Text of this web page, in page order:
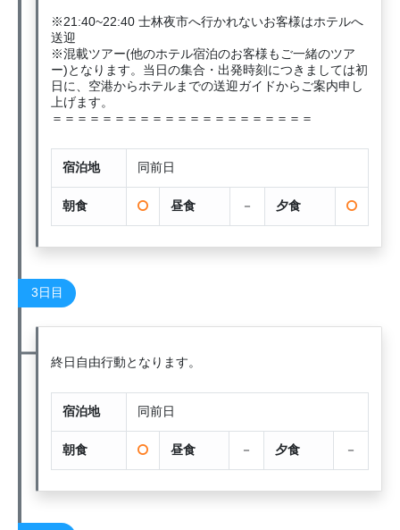
※21:40~22:40 士林夜市へ行かれないお客様はホテルへ
送迎
※混載ツアー(他のホテル宿泊のお客様もご一緒のツア
ー)となります。当日の集合・出発時刻につきましては初
日に、空港からホテルまでの送迎ガイドからご案内申し
上げます。
＝＝＝＝＝＝＝＝＝＝＝＝＝＝＝＝＝＝＝＝＝
宿泊地 同前日
朝食 昼食 － 夕食
3日目
終日自由行動となります。
宿泊地 同前日
朝食 昼食 － 夕食 －